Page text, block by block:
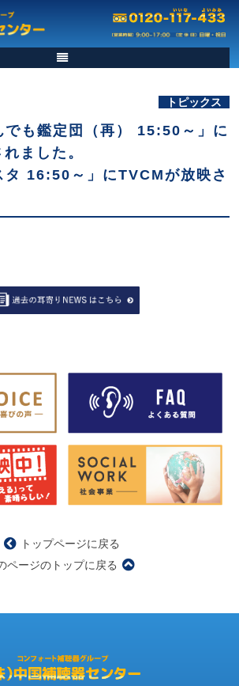
トピックス
でも鑑定団（再） 15:50～」に
ました。
タ 16:50～」にTVCMが放映さ
トップページに戻る
ページのトップに戻る